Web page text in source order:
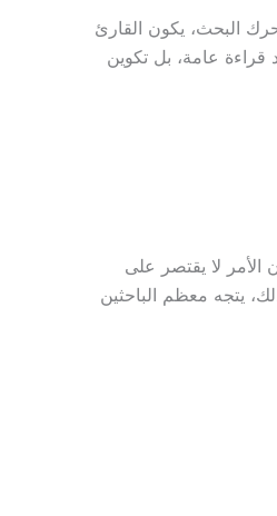
البحث، يكون القارئ
عامة، بل تكوين
لا يقتصر على
يتجه معظم الباحثين